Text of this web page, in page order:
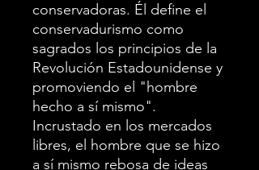
conservadoras. Él define el
conservadurismo como
sagrados los principios de la
Revolución Estadounidense y
promoviendo el "hombre
hecho a sí mismo".
Incrustado en los mercados
libres, el hombre que se hizo
a sí mismo rebosa de ideas